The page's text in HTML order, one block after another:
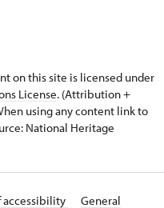
on this site is licensed under
License. (Attribution +
using any content link to
National Heritage
accessibility General